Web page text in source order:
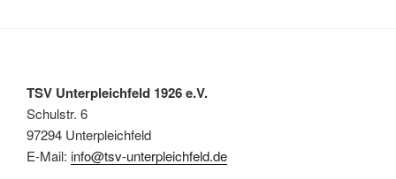
TSV Unterpleichfeld 1926 e.V.
Schulstr. 6
97294 Unterpleichfeld
E-Mail: info@tsv-unterpleichfeld.de